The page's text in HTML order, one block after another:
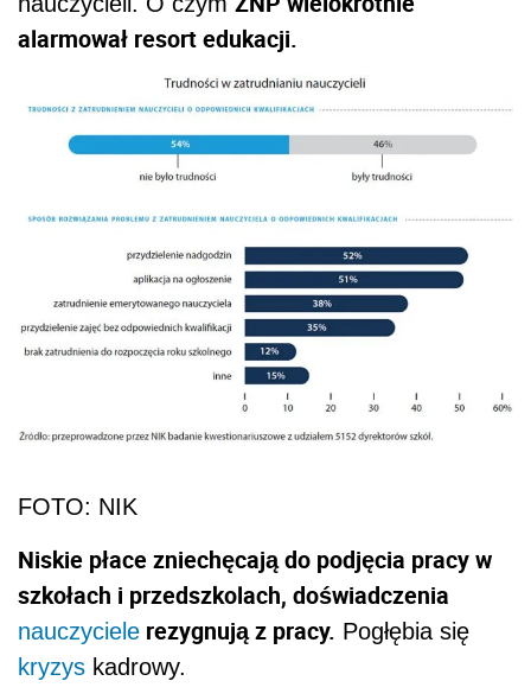
alarmował resort edukacji.
FOTO: NIK
Niskie płace zniechęcają do podjęcia pracy w
szkołach i przedszkolach, doświadczenia
nauczyciele rezygnują z pracy. Pogłębia się
kryzys kadrowy.